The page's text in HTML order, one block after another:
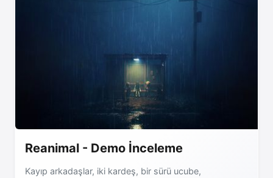
Reanimal - Demo İnceleme
Kayıp arkadaşlar, iki kardeş, bir sürü ucube,